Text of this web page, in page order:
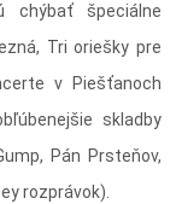
chýbať špeciálne
Tri oriešky pre
v Piešťanoch
skladby
Pán Prsteňov,
rozprávok).